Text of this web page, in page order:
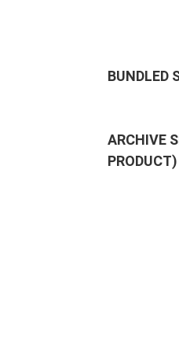
BUNDLED
ARCHIVE
PRODUCT)